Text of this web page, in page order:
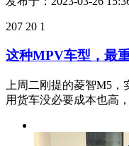
利，买的车也没多贵，